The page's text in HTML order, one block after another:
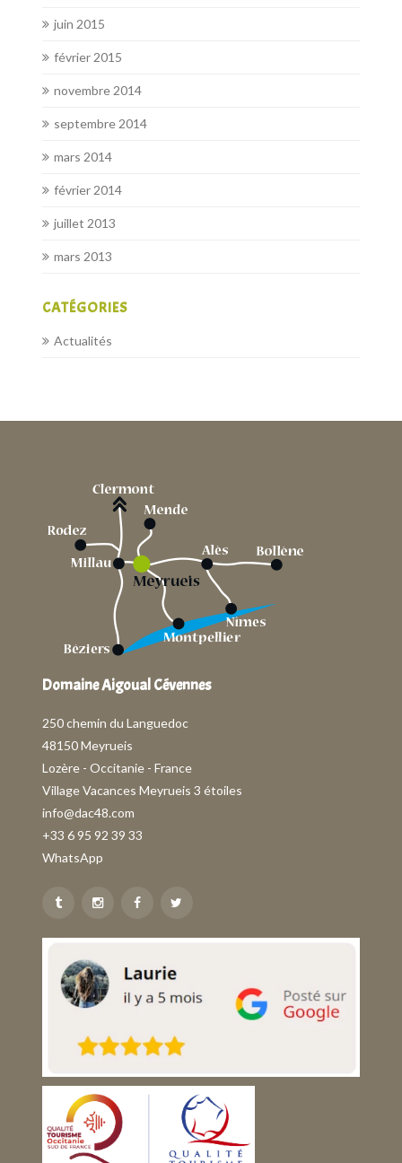
juin 2015
février 2015
novembre 2014
septembre 2014
mars 2014
février 2014
juillet 2013
mars 2013
CATÉGORIES
Actualités
Domaine Aigoual Cévennes
250 chemin du Languedoc
48150 Meyrueis
Lozère - Occitanie - France
Village Vacances Meyrueis 3 étoiles
info@dac48.com
+33 6 95 92 39 33
WhatsApp